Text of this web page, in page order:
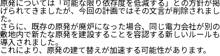
げられてきましたが、今回の計画ではその文言が削除されまし
た。
さらに、既存の原発が廃炉になった場合、同じ電力会社が別の
敷地内で新たな原発を建設することを容認する新しいルールも
導入されました。
これにより、原発の建て替えが加速する可能性があります。